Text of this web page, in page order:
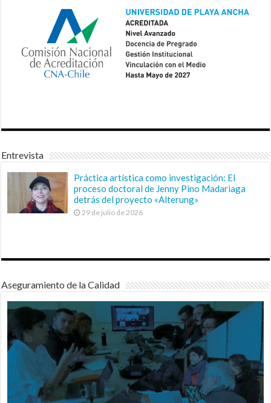
Entrevista
Práctica artística como investigación: El
proceso doctoral de Jenny Pino Madariaga
detrás del proyecto «Alterung»
29 de julio de 2026
Aseguramiento de la Calidad